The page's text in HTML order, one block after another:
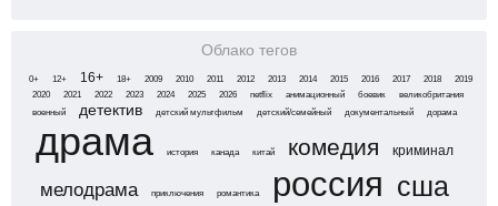
Облако тегов
0+ 12+ 16+ 18+ 2009 2010 2011 2012 2013 2014 2015 2016 2017 2018
2019
2020
2021 2022 2023 2024 2025 2026 netflix анимационный боевик
великобритания
военный
детектив детский мультфильм детский/семейный документальный дорама
драма история канада китай комедия криминал
мелодрама приключения романтика россия сша